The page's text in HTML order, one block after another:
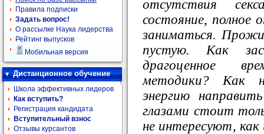
Правила подписки
Задать вопрос!
О рассылке Наука лидерства
Рейтинг выпусков
Мобильная версия
Дистанционное обучение
Школа эффективных лидеров
Как вступить?
Регистрация кандидата
Вступительный взнос
Отзывы курсантов
отсутствия
состояние, полное
заниматься.
пустую. Как
драгоценное
методики? Как
энергию
глазами стоит
не интересуют,